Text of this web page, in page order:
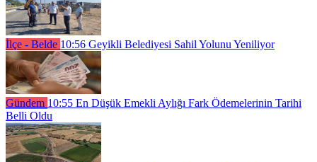
İlçe - Belde 10:56 Geyikli Belediyesi Sahil Yolunu Yeniliyor
Gündem 10:55 En Düşük Emekli Aylığı Fark Ödemelerinin Tarihi
Belli Oldu